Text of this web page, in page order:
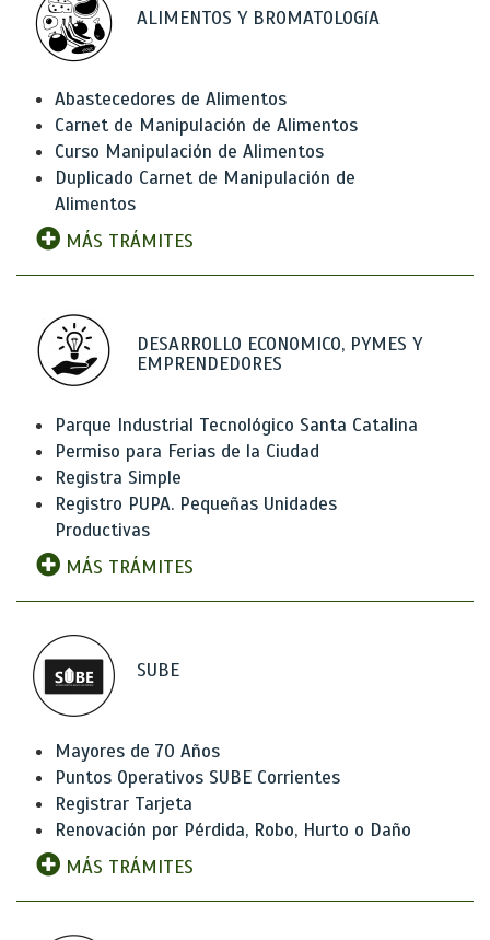
ALIMENTOS Y BROMATOLOGíA
Abastecedores de Alimentos
Carnet de Manipulación de Alimentos
Curso Manipulación de Alimentos
Duplicado Carnet de Manipulación de
Alimentos
MÁS TRÁMITES
DESARROLLO ECONOMICO, PYMES Y
EMPRENDEDORES
Parque Industrial Tecnológico Santa Catalina
Permiso para Ferias de la Ciudad
Registra Simple
Registro PUPA. Pequeñas Unidades
Productivas
MÁS TRÁMITES
SUBE
Mayores de 70 Años
Puntos Operativos SUBE Corrientes
Registrar Tarjeta
Renovación por Pérdida, Robo, Hurto o Daño
MÁS TRÁMITES